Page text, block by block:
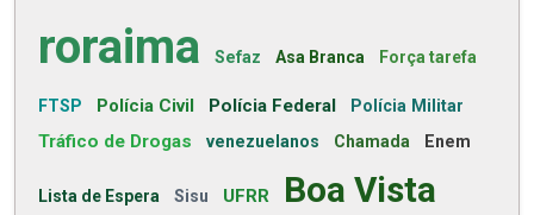
roraima Sefaz Asa Branca Força tarefa
FTSP Polícia Civil Polícia Federal Polícia Militar
Tráfico de Drogas venezuelanos Chamada Enem
Lista de Espera Sisu UFRR Boa Vista